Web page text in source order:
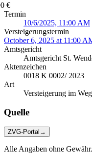
€
Termin
10/6/2025, 11:00 AM
Versteigerungstermin
October 6, 2025 at 11:00
Amtsgericht
Amtsgericht St.
Aktenzeichen
0018 K 0002/ 2023
Art
Versteigerung im
Quelle
ZVG-Portal →
Alle Angaben ohne Gewähr.